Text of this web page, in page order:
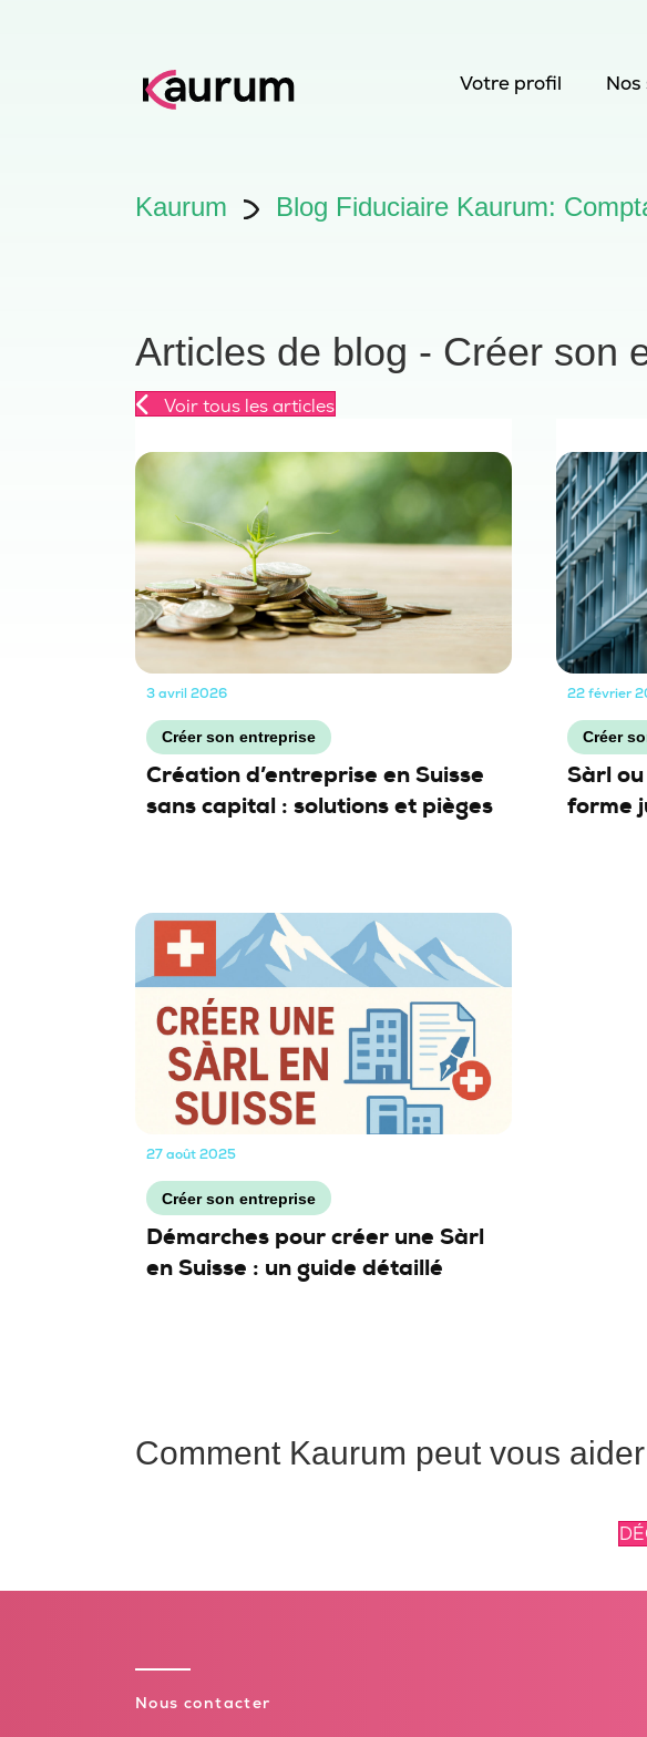
Votre profil Nos
Kaurum Blog Fiduciaire Kaurum:
Articles de blog - Créer son
Voir tous les articles
3 avril 2026
Créer son entreprise
Création d’entreprise en Suisse
sans capital : solutions et pièges
22 février
Créer
Sàrl
forme
27 août 2025
Créer son entreprise
Démarches pour créer une Sàrl
en Suisse : un guide détaillé
Comment Kaurum peut vous aider
Nous contacter